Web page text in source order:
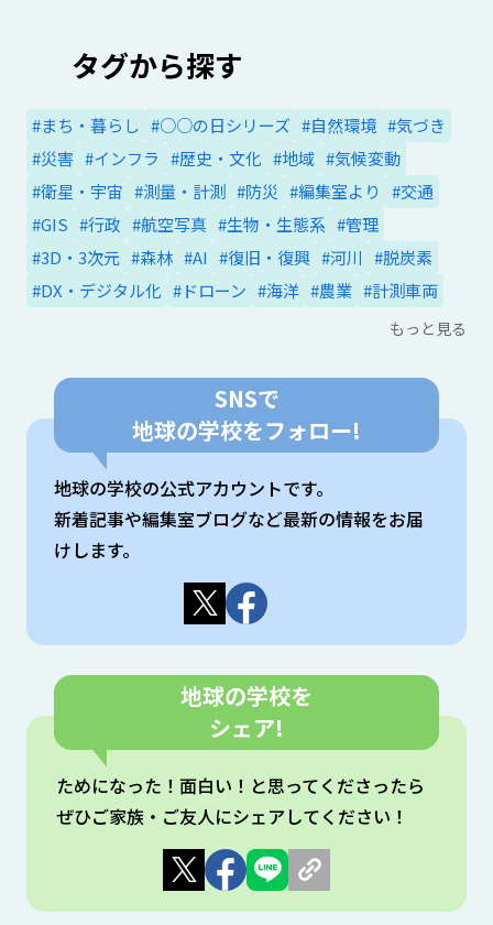
タグから探す
#まち・暮らし #○○の日シリーズ #自然環境 #気づき
#災害 #インフラ #歴史・文化 #地域 #気候変動
#衛星・宇宙 #測量・計測 #防災 #編集室より
#交通
#GIS #行政 #航空写真 #生物・生態系 #管理
#3D・3次元 #森林 #AI #復旧・復興 #河川 #脱炭素
#DX・デジタル化 #ドローン #海洋 #農業 #計測車両
もっと見る
SNSで
地球の学校をフォロー!
地球の学校の公式アカウントです。
新着記事や編集室ブログなど最新の情報をお届
けします。
地球の学校を
シェア!
ためになった！⾯⽩い！と思ってくださったら
ぜひご家族・ご友⼈にシェアしてください！